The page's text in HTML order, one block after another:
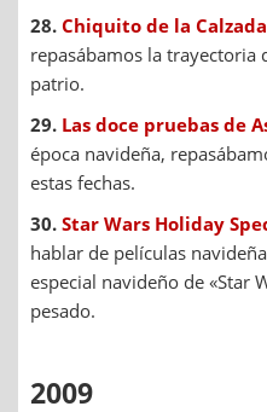
28. Chiquito de la Calzada
repasábamos la trayectoria
patrio.
29. Las doce pruebas de
época navideña,
estas fechas.
30. Star Wars Holiday
hablar de películas
especial navideño de «Star
pesado.
2009